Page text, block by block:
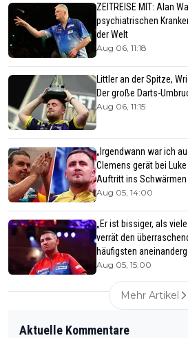
ZEITREISE MIT: Alan
psychiatrischen
der Welt
Aug 06, 11:18
Littler an der Spitze,
Der große Darts-
Aug 06, 11:15
„Irgendwann war ich
Clemens gerät bei
Auftritt ins Schwärmen
Aug 05, 14:00
„Er ist bissiger, als
verrät den
häufigsten
Aug 05, 15:00
Mehr Artikel
Aktuelle Kommentare